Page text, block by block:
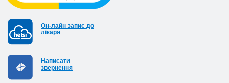
Он-лайн запис до
лікаря
Написати
звернення